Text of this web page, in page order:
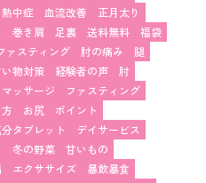
熱中症 血流改善
正月太り
巻き肩 足裏 送料無料
福袋
ァスティング 肘の痛み
腿
物対策 経験者の声
肘
マッサージ
ファスティング
お尻
ポイント
タブレット
デイサービス
冬の野菜
甘いもの
エクササイズ
暴飲暴食